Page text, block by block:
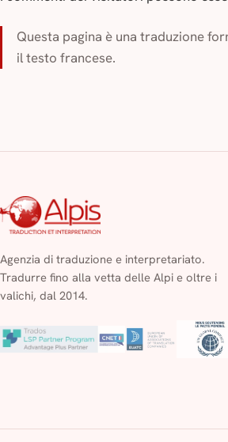
Questa pagina è una traduzione
il testo francese.
Agenzia di traduzione e interpretariato.
Tradurre fino alla vetta delle Alpi e oltre i
valichi, dal 2014.